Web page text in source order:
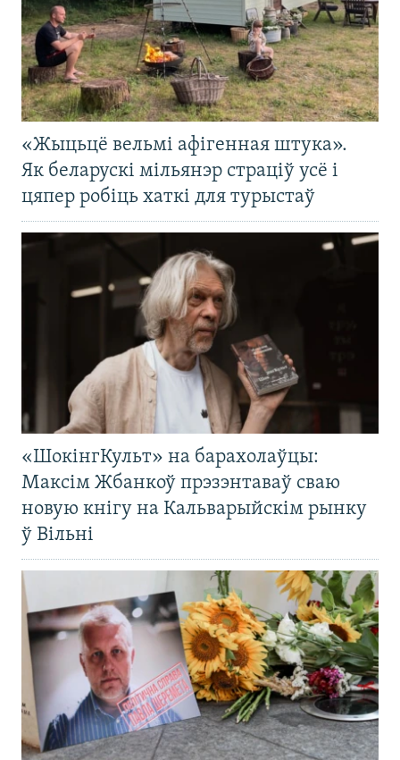
«Жыцьцё вельмі афігенная штука».
Як беларускі мільянэр страціў усё і
цяпер робіць хаткі для турыстаў
«ШокінгКульт» на барахолаўцы:
Максім Жбанкоў прэзэнтаваў сваю
новую кнігу на Кальварыйскім рынку
ў Вільні